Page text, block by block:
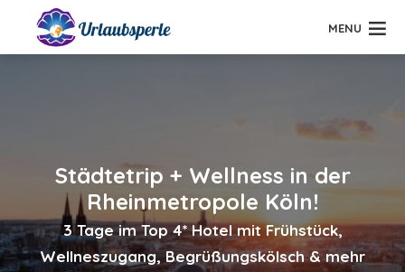
MENU
Städtetrip + Wellness in der
Rheinmetropole Köln!
3 Tage im Top 4* Hotel mit Frühstück,
Wellneszugang, Begrüßungskölsch & mehr